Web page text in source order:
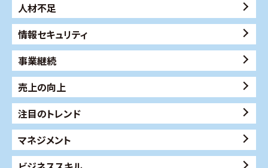
人材不足
情報セキュリティ
事業継続
売上の向上
注目のトレンド
マネジメント